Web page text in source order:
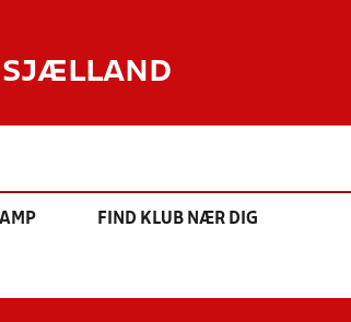
SJÆLLAND
FIND KLUB NÆR DIG